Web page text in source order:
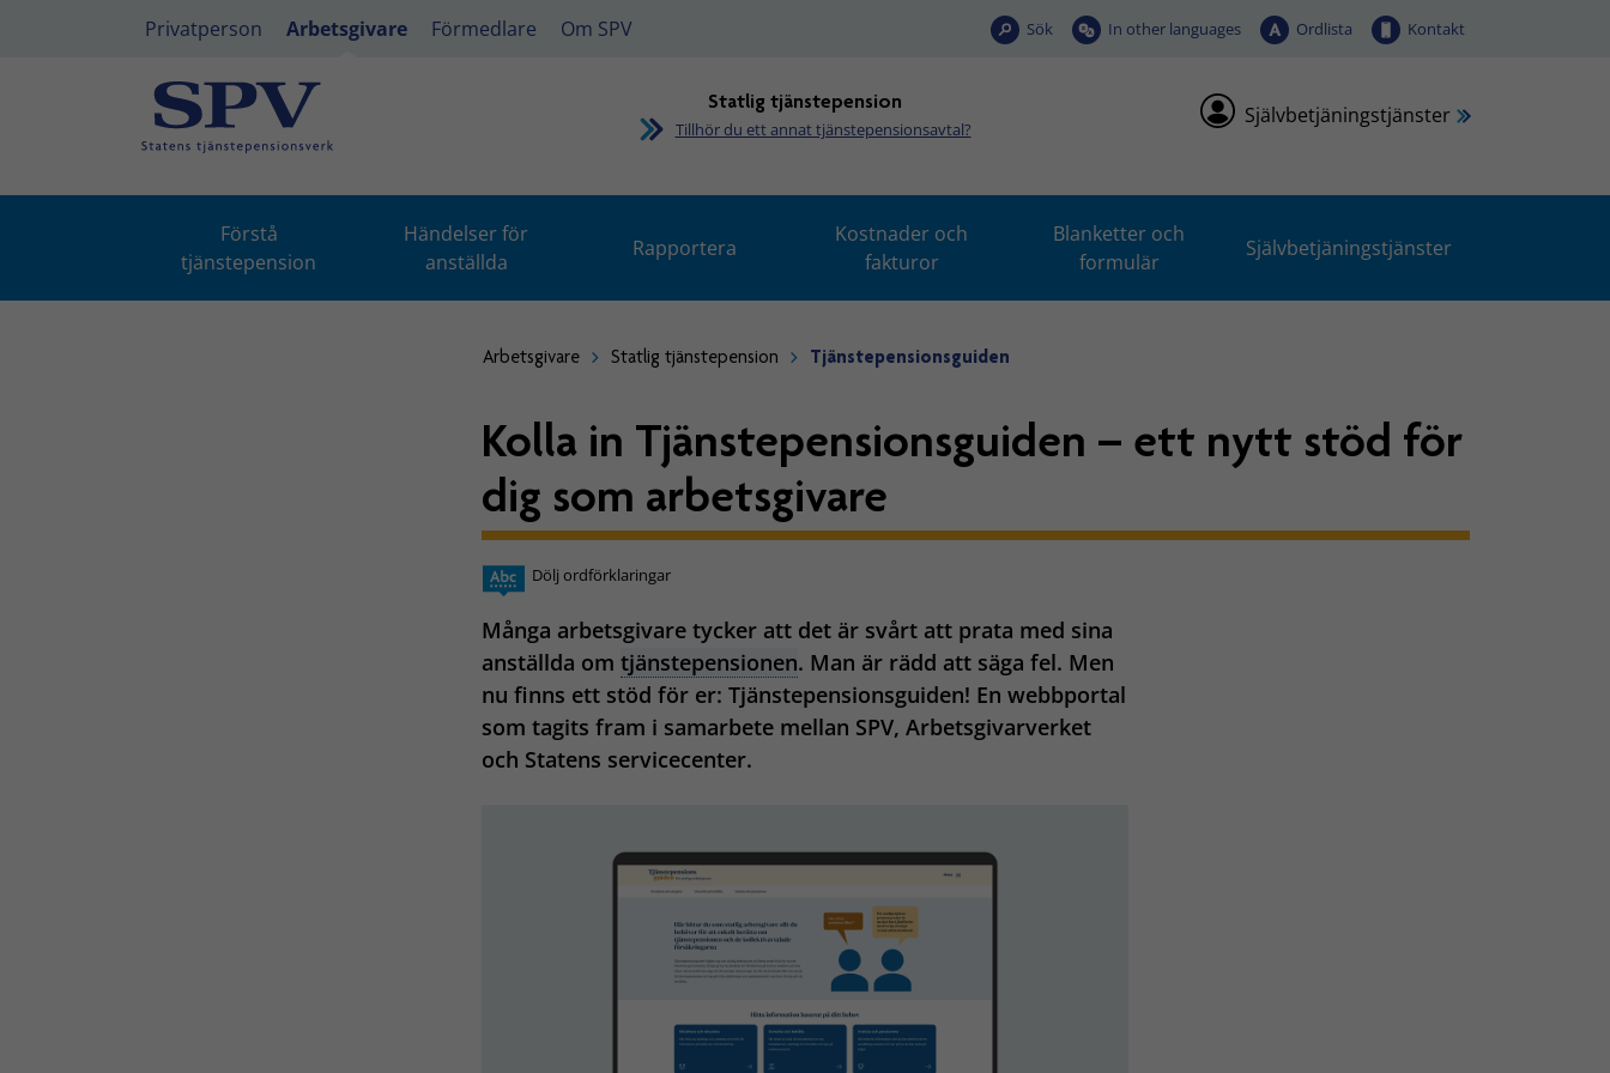
Privatperson Arbetsgivare Förmedlare Om SPV Sök In other languages Ordlista Kontakt
Statlig tjänstepension
Tillhör du ett annat tjänstepensionsavtal?
Självbetjäningstjänster
Förstå
tjänstepension
Händelser för
anställda
Rapportera
Kostnader och
fakturor
Blanketter och
formulär
Självbetjäningstjänster
Arbetsgivare Statlig tjänstepension Tjänstepensionsguiden
Kolla in Tjänstepensionsguiden – ett nytt stöd för
dig som arbetsgivare
Dölj ordförklaringar
Många arbetsgivare tycker att det är svårt att prata med sina
anställda om tjänstepensionen. Man är rädd att säga fel. Men
nu finns ett stöd för er: Tjänstepensionsguiden! En webbportal
som tagits fram i samarbete mellan SPV, Arbetsgivarverket
och Statens servicecenter.